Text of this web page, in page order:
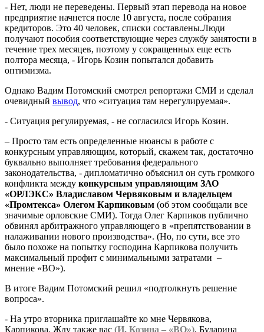
- Нет, люди не переведены. Первый этап перевода на новое
предприятие начнется после 10 августа, после собрания
кредиторов. Это 40 человек, списки составлены.Люди
получают пособия соответствующие через службу занятости в
течение трех месяцев, поэтому у сокращенных еще есть
полтора месяца, - Игорь Козин попытался добавить
оптимизма.
Однако Вадим Потомский смотрел репортажи СМИ и сделал
очевидный вывод, что «ситуация там нерегулируемая».
- Ситуация регулируемая, - не согласился Игорь Козин.
– Просто там есть определенные нюансы в работе с
конкурсным управляющим, который, скажем так, достаточно
буквально выполняет требования федерального
законодательства, - дипломатично объяснил он суть громкого
конфликта между конкурсным управляющим ЗАО
«ОРЛЭКС» Владиславом Червяковым и владельцем
«Промтекса» Олегом Карпиковым (об этом сообщали все
значимые орловские СМИ). Тогда Олег Карпиков публично
обвинял арбитражного управляющего в «препятствовании в
налаживании нового производства». (Но, по сути, все это
было похоже на попытку господина Карпикова получить
максимальный профит с минимальными затратами –
мнение «ВО»).
В итоге Вадим Потомский решил «подтолкнуть решение
вопроса».
- На утро вторника приглашайте ко мне Червякова,
Карпикова. Жду также вас (И. Козина – «ВО»), Бударина